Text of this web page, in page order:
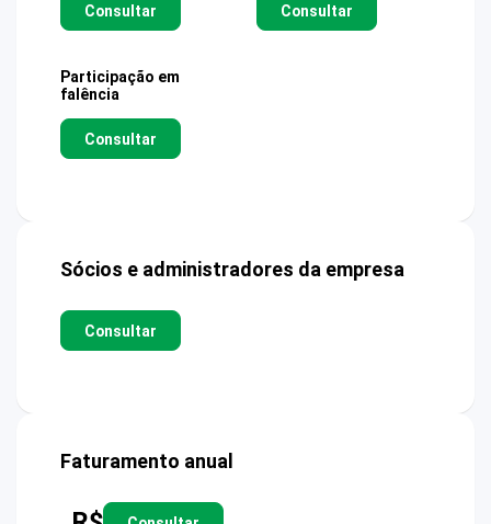
Consultar Consultar
Participação em
falência
Consultar
Sócios e administradores da empresa
Consultar
Faturamento anual